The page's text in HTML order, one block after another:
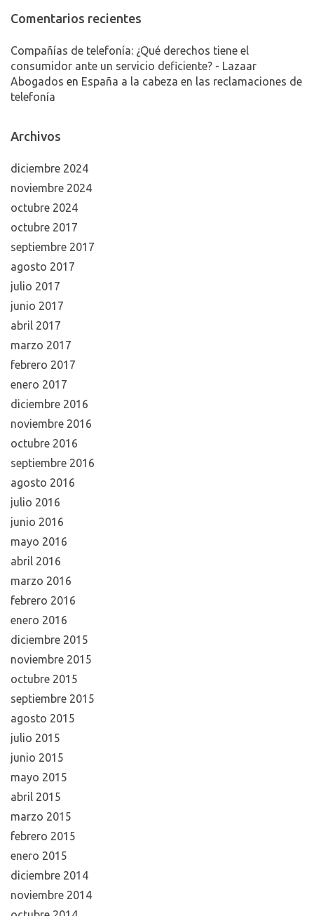
Comentarios recientes
Compañías de telefonía: ¿Qué derechos tiene el
consumidor ante un servicio deficiente? - Lazaar
Abogados en España a la cabeza en las reclamaciones de
telefonía
Archivos
diciembre 2024
noviembre 2024
octubre 2024
octubre 2017
septiembre 2017
agosto 2017
julio 2017
junio 2017
abril 2017
marzo 2017
febrero 2017
enero 2017
diciembre 2016
noviembre 2016
octubre 2016
septiembre 2016
agosto 2016
julio 2016
junio 2016
mayo 2016
abril 2016
marzo 2016
febrero 2016
enero 2016
diciembre 2015
noviembre 2015
octubre 2015
septiembre 2015
agosto 2015
julio 2015
junio 2015
mayo 2015
abril 2015
marzo 2015
febrero 2015
enero 2015
diciembre 2014
noviembre 2014